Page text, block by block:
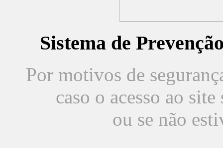
Sistema de
Por motivos de
caso o acesso ao
ou se não